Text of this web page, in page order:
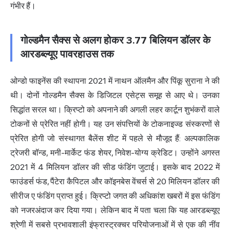
गंभीर हैं।
गोल्डमैन सैक्स से अलग होकर 3.77 बिलियन डॉलर के
आरडब्ल्यूए पावरहाउस तक
ओन्डो फाइनेंस की स्थापना 2021 में नाथन ऑलमैन और पिंकू सुराना ने की
थी। दोनों गोल्डमैन सैक्स के डिजिटल एसेट्स समूह से आए थे। उनका
सिद्धांत सरल था। क्रिप्टो को अपनाने की अगली लहर कार्टून शुभंकरों वाले
टोकनों से प्रेरित नहीं होगी। यह उन संपत्तियों के टोकनाइज्ड संस्करणों से
प्रेरित होगी जो संस्थागत बैलेंस शीट में पहले से मौजूद हैं: अल्पकालिक
ट्रेजरी बॉन्ड, मनी-मार्केट फंड शेयर, निवेश-योग्य क्रेडिट। उन्होंने अगस्त
2021 में 4 मिलियन डॉलर की सीड फंडिंग जुटाई। इसके बाद 2022 में
फाउंडर्स फंड, पैंटेरा कैपिटल और कॉइनबेस वेंचर्स से 20 मिलियन डॉलर की
सीरीज ए फंडिंग प्राप्त हुई। क्रिप्टो जगत की अधिकांश खबरों में इस फंडिंग
को नजरअंदाज कर दिया गया। लेकिन बाद में पता चला कि यह आरडब्ल्यूए
श्रेणी में सबसे प्रभावशाली इंफ्रास्ट्रक्चर परियोजनाओं में से एक की नींव